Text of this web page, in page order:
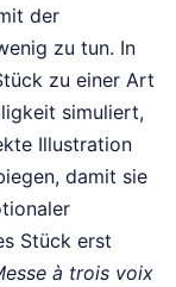
der
zu tun. In
zu einer Art
simuliert,
Illustration
damit sie
Stück erst
à trois voix